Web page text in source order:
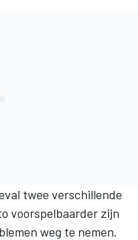
twee verschillende
voorspelbaarder zijn
weg te nemen.